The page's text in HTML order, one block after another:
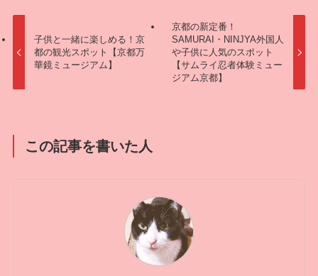
子供と一緒に楽しめる！京
都の観光スポット【京都万
華鏡ミュージアム】
京都の新定番！
SAMURAI・NINJYA外国人
や子供に人気のスポット
【サムライ忍者体験ミュー
ジアム京都】
この記事を書いた人